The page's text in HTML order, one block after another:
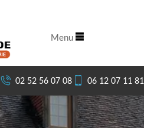
02 52 56 07 08 06 12 07 11 81
Menu